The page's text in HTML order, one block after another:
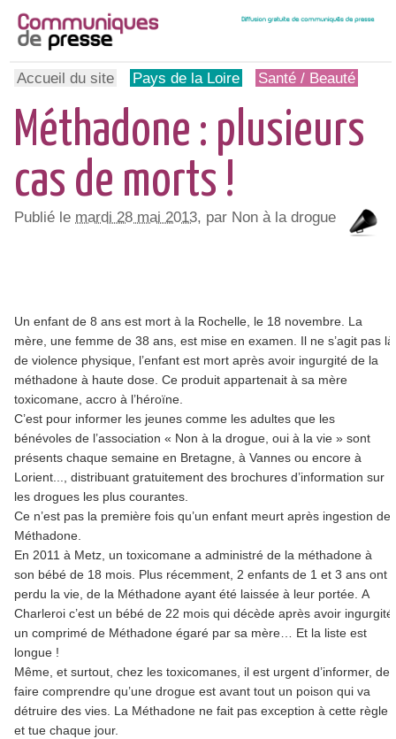
Accueil du site Pays de la Loire Santé / Beauté
Méthadone : plusieurs
cas de morts !
Publié le mardi 28 mai 2013, par Non à la drogue
Un enfant de 8 ans est mort à la Rochelle, le 18 novembre. La
mère, une femme de 38 ans, est mise en examen. Il ne s’agit pas là
de violence physique, l’enfant est mort après avoir ingurgité de la
méthadone à haute dose. Ce produit appartenait à sa mère
toxicomane, accro à l’héroïne.
C’est pour informer les jeunes comme les adultes que les
bénévoles de l’association « Non à la drogue, oui à la vie » sont
présents chaque semaine en Bretagne, à Vannes ou encore à
Lorient..., distribuant gratuitement des brochures d’information sur
les drogues les plus courantes.
Ce n’est pas la première fois qu’un enfant meurt après ingestion de
Méthadone.
En 2011 à Metz, un toxicomane a administré de la méthadone à
son bébé de 18 mois. Plus récemment, 2 enfants de 1 et 3 ans ont
perdu la vie, de la Méthadone ayant été laissée à leur portée. A
Charleroi c’est un bébé de 22 mois qui décède après avoir ingurgité
un comprimé de Méthadone égaré par sa mère… Et la liste est
longue !
Même, et surtout, chez les toxicomanes, il est urgent d’informer, de
faire comprendre qu’une drogue est avant tout un poison qui va
détruire des vies. La Méthadone ne fait pas exception à cette règle
et tue chaque jour.